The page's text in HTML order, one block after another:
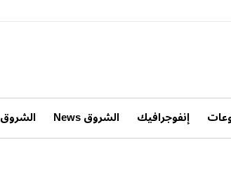
إنفوجرافيك الشروق News الشروق TV